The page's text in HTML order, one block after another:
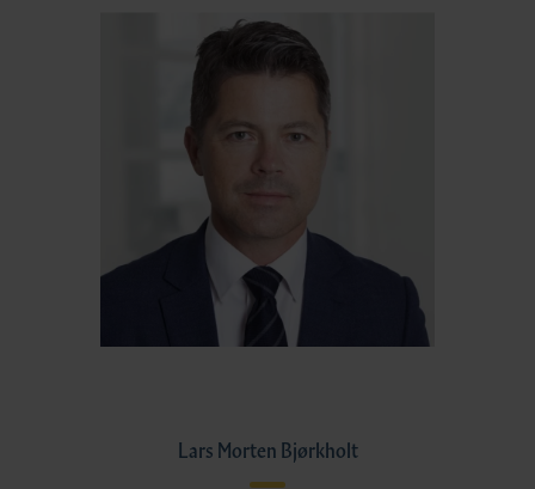
Lars Morten Bjørkholt